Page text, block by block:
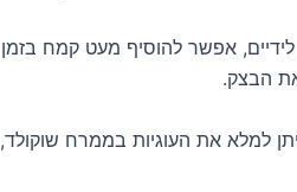
אפשר להוסיף מעט קמח בזמן
הבצק.
למלא את העוגיות בממרח שוקולד,